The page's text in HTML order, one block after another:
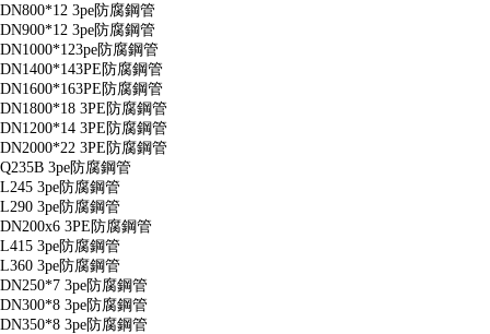
DN800*12 3pe防腐鋼管
DN900*12 3pe防腐鋼管
DN1000*123pe防腐鋼管
DN1400*143PE防腐鋼管
DN1600*163PE防腐鋼管
DN1800*18 3PE防腐鋼管
DN1200*14 3PE防腐鋼管
DN2000*22 3PE防腐鋼管
Q235B 3pe防腐鋼管
L245 3pe防腐鋼管
L290 3pe防腐鋼管
DN200x6 3PE防腐鋼管
L415 3pe防腐鋼管
L360 3pe防腐鋼管
DN250*7 3pe防腐鋼管
DN300*8 3pe防腐鋼管
DN350*8 3pe防腐鋼管